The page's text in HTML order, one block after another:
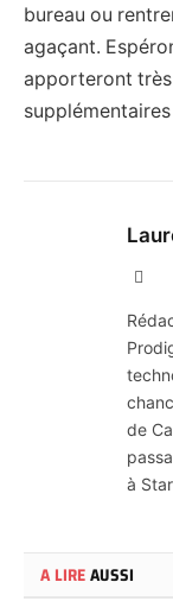
bureau ou
agaçant.
apporteront
de
à
A LIREAUSSI